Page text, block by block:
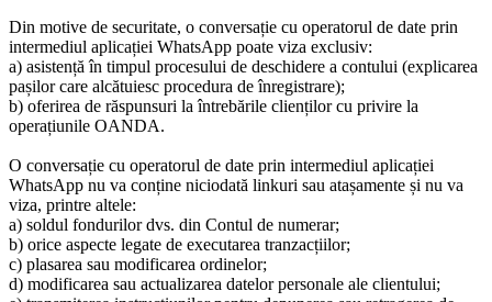
Din motive de securitate, o conversație cu operatorul de date prin
intermediul aplicației WhatsApp poate viza exclusiv:
a) asistență în timpul procesului de deschidere a contului (explicarea
pașilor care alcătuiesc procedura de înregistrare);
b) oferirea de răspunsuri la întrebările clienților cu privire la
operațiunile OANDA.
O conversație cu operatorul de date prin intermediul aplicației
WhatsApp nu va conține niciodată linkuri sau atașamente și nu va
viza, printre altele:
a) soldul fondurilor dvs. din Contul de numerar;
b) orice aspecte legate de executarea tranzacțiilor;
c) plasarea sau modificarea ordinelor;
d) modificarea sau actualizarea datelor personale ale clientului;